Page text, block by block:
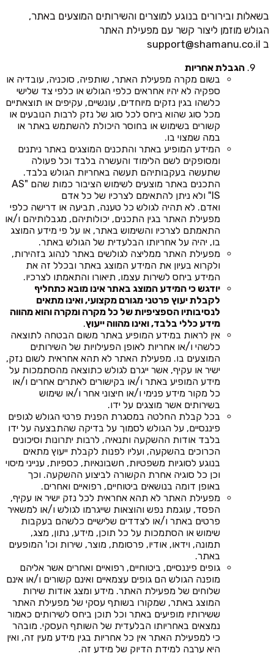
בשאלות ובירורים בנוגע למוצרים והשירותים המוצעים באתר,
הגולש מוזמן ליצור קשר עם מפעילת האתר
ב support@shamanu.co.il
הגבלת אחריות
בשום מקרה מפעילת האתר, שותפיה, סוכניה, עובדיה או
ספקיה לא יהיו אחראים כלפי הגולש או כלפי צד שלישי
כלשהו בגין נזקים מיוחדים, עונשיים, עקיפים או תוצאתיים
מכל סוג שהוא ביחס לכל סוג של נזק לרבות הנובעים או
קשורים בשימוש או בחוסר היכולת להשתמש באתר או
במה שמצוי בו.
המידע המופיע באתר והתכנים המוצגים באתר ניתנים
ומסופקים לשם הלימוד והעשרה בלבד וכל פעולה
שתעשה בעקבותיהם תעשה באחריות הגולש בלבד.
התכנים באתר מוצעים לשימוש הציבור כמות שהם "AS
IS" ולא ניתן להתאימם לצרכיו של כל אדם
ואדם. לא תהיה לגולש כל טענה, תביעה או דרישה כלפי
מפעילת האתר בגין התכנים, יכולותיהם, מגבלותיהם ו/או
התאמתם לצרכיו והשימוש באתר, או על פי מידע המוצג
בו, יהיה על אחריותו הבלעדית של הגולש באתר.
מפעילת האתר ממליצה לגולשים באתר לנהוג בזהירות,
ולקרוא בעיון את המידע המוצג באתר ובכלל זה את
המידע ביחס לשירות עצמו, תיאורו והתאמתו לצרכיו.
יודגש כי המידע המוצג באתר אינו מובא כתחליף
לקבלת יעוץ פרטני מגורם מקצועי, ואינו מתאים
לנסיבותיו הספציפיות של כל מקרה ומקרה והוא מהווה
מידע כללי בלבד, ואינו מהווה ייעוץ.
אין לראות במידע המופיע באתר משום הבטחה לתוצאה
כלשהי ו/או אחריות לאופן הפעילויות של השירותים
המוצעים בו. מפעילת האתר לא תהא אחראית לשום נזק,
ישיר או עקיף, אשר ייגרם לגולש כתוצאה מהסתמכות על
מידע המופיע באתר ו/או בקישורים לאתרים אחרים ו/או
כל מקור מידע פנימי ו/או חיצוני אחר ו/או שימוש
בשירותים אשר מוצגים על ידו.
בכל קבלת החלטה במסגרת הפנית פרטי הגולש לגופים
פיננסיים, על הגולש לסמוך על בדיקה שהתבצעה על ידו
בלבד אודות ההשקעה ותנאיה, לרבות יתרונות וסיכונים
הכרוכים בהשקעה, ועליו לפנות לקבלת ייעוץ מתאים
בנוגע לסוגיות משפטיות, חשבונאיות, כספיות, ענייני מיסוי
וכן כל סוגיה אחרת הקשורה לביצוע ההשקעה. וכך
באופן דומה בנושאים ביטוחיים, רפואיים ואחרים.
מפעילת האתר לא תהא אחראית לכל נזק ישיר או עקיף,
הפסד, עוגמת נפש והוצאות שייגרמו לגולש ו/או למשאיר
פרטים באתר ו/או לצדדים שלישיים כלשהם בעקבות
שימוש או הסתמכות על כל תוכן, מידע, נתון, מצג,
תמונה, וידאו, אודיו, פרסומת, מוצר, שירות וכו' המופעים
באתר.
גופים פיננסיים, ביטוחיים, רפואיים ואחרים אשר אליהם
מופנה הגולש הם גופים עצמאיים ואינם קשורים ו/או אינם
שלוחים של מפעילת האתר. מידע ומצג אודות שירות
המוצג באתר, שמקורו בשותף עסקי של מפעילת האתר
ששירותיו מופיעים באתר וכל תוכן ביחס לשירותים כאמור
נמצאים באחריותו הבלעדית של השותף העסקי. מובהר
כי למפעילת האתר אין כל אחריות בגין מידע מעין זה, ואין
היא ערבה למידת הדיוק של מידע זה.